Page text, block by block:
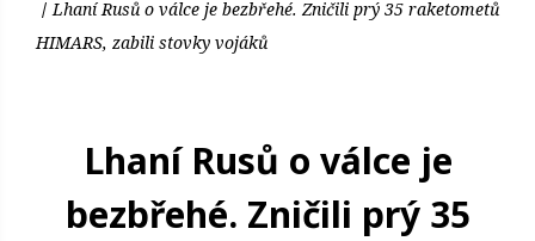
Lhaní Rusů o válce je bezbřehé. Zničili prý 35 raketometů
HIMARS, zabili stovky vojáků
Lhaní Rusů o válce je
bezbřehé. Zničili prý 35